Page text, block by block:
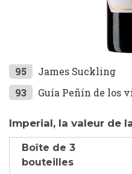
Skip
to
the
of
the
images
95 James Suckling
93
Guía Peñín de los
Imperial, la valeur de
Boîte de 3
bouteilles